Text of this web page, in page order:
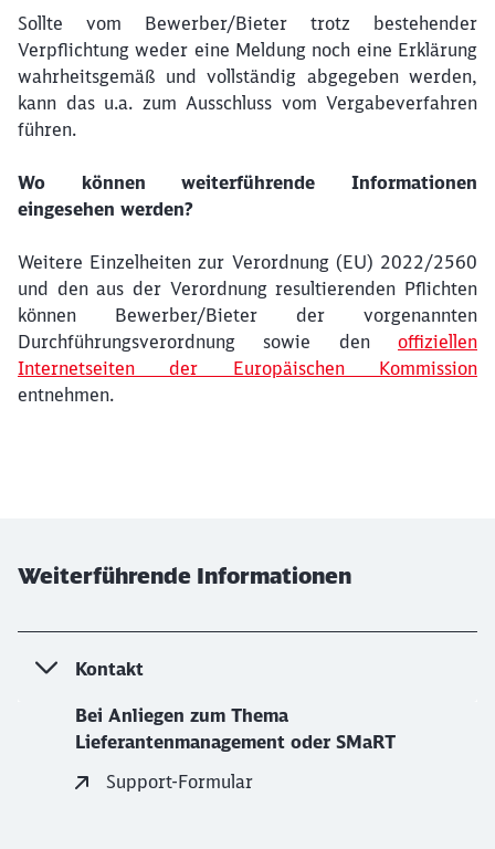
Sollte vom Bewerber/Bieter trotz bestehender
Verpflichtung weder eine Meldung noch eine Erklärung
wahrheitsgemäß und vollständig abgegeben werden,
kann das u.a. zum Ausschluss vom Vergabeverfahren
führen.
Wo können weiterführende Informationen
eingesehen werden?
Weitere Einzelheiten zur Verordnung (EU) 2022/2560
und den aus der Verordnung resultierenden Pflichten
können Bewerber/Bieter der vorgenannten
Durchführungsverordnung sowie den offiziellen
Internetseiten der Europäischen Kommission
entnehmen.
Weiterführende Informationen
Kontakt
Bei Anliegen zum Thema
Lieferantenmanagement oder SMaRT
Support-Formular